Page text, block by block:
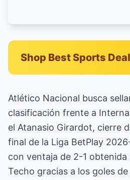
Shop Best Sports
Atlético Nacional busca
clasificación frente a
el Atanasio Girardot, cierre
final de la Liga BetPlay
con ventaja de 2-1 obtenida
Techo gracias a los goles